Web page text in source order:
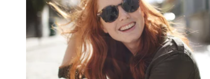
votre
paire
de
lunettes
de